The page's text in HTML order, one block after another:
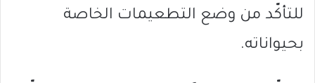
للتأكّد من وضع التطعيمات الخاصة
بحيواناته.